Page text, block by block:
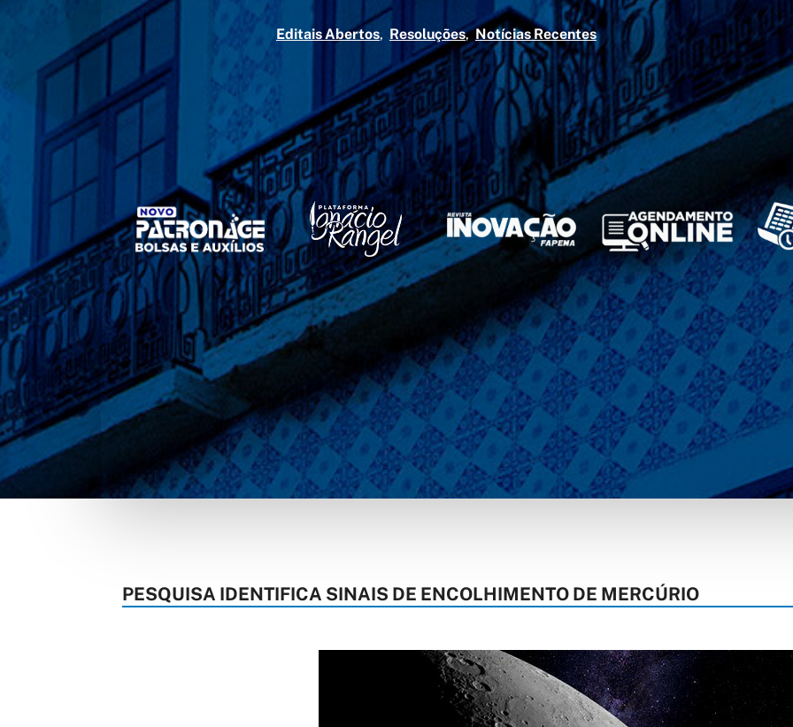
Editais Abertos Resoluções Notícias Recentes
PESQUISA IDENTIFICA SINAIS DE ENCOLHIMENTO DE MERCÚRIO